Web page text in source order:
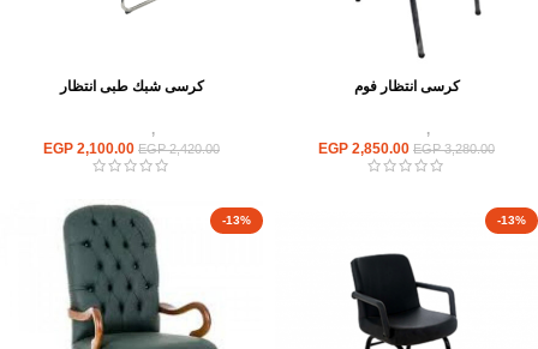
كرسى انتظار فوم
,
EGP3,280.00
EGP 2,850.00
كرسى شبك طبى انتظار
,
EGP2,420.00
EGP 2,100.00
-13%
-13%